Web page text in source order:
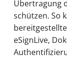
Übertragung
schützen. So
eSignLive,